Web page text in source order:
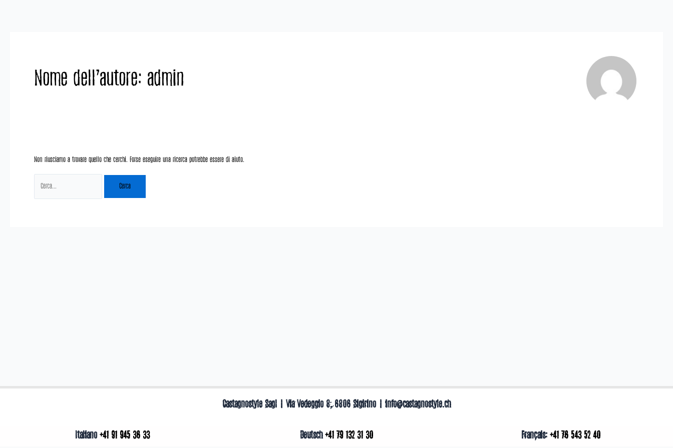
Nome dell'autore: admin
Non riusciamo a trovare quello che cerchi. Forse eseguire una ricerca potrebbe essere di aiuto.
Castagnostyle Sagl | Via Vedeggio 8, 6806 Sigirino | info@castagnostyle.ch
Italiano +41 91 945 36 33 Deutsch+41 79 132 31 30 Français: +41 76 543 52 40